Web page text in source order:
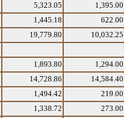
5,323.05 1,395.00
1,445.18 622.00
19,779.80 10,032.25
1,893.80 1,294.00
14,728.86 14,584.40
1,494.42 219.00
1,338.72 273.00